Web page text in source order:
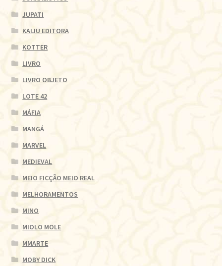
JUPATI
KAIJU EDITORA
KOTTER
LIVRO
LIVRO OBJETO
LOTE 42
MÁFIA
MANGÁ
MARVEL
MEDIEVAL
MEIO FICÇÃO MEIO REAL
MELHORAMENTOS
MINO
MIOLO MOLE
MMARTE
MOBY DICK